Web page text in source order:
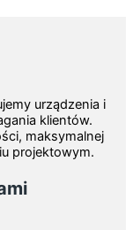
urządzenia i
klientów.
maksymalnej
projektowym.